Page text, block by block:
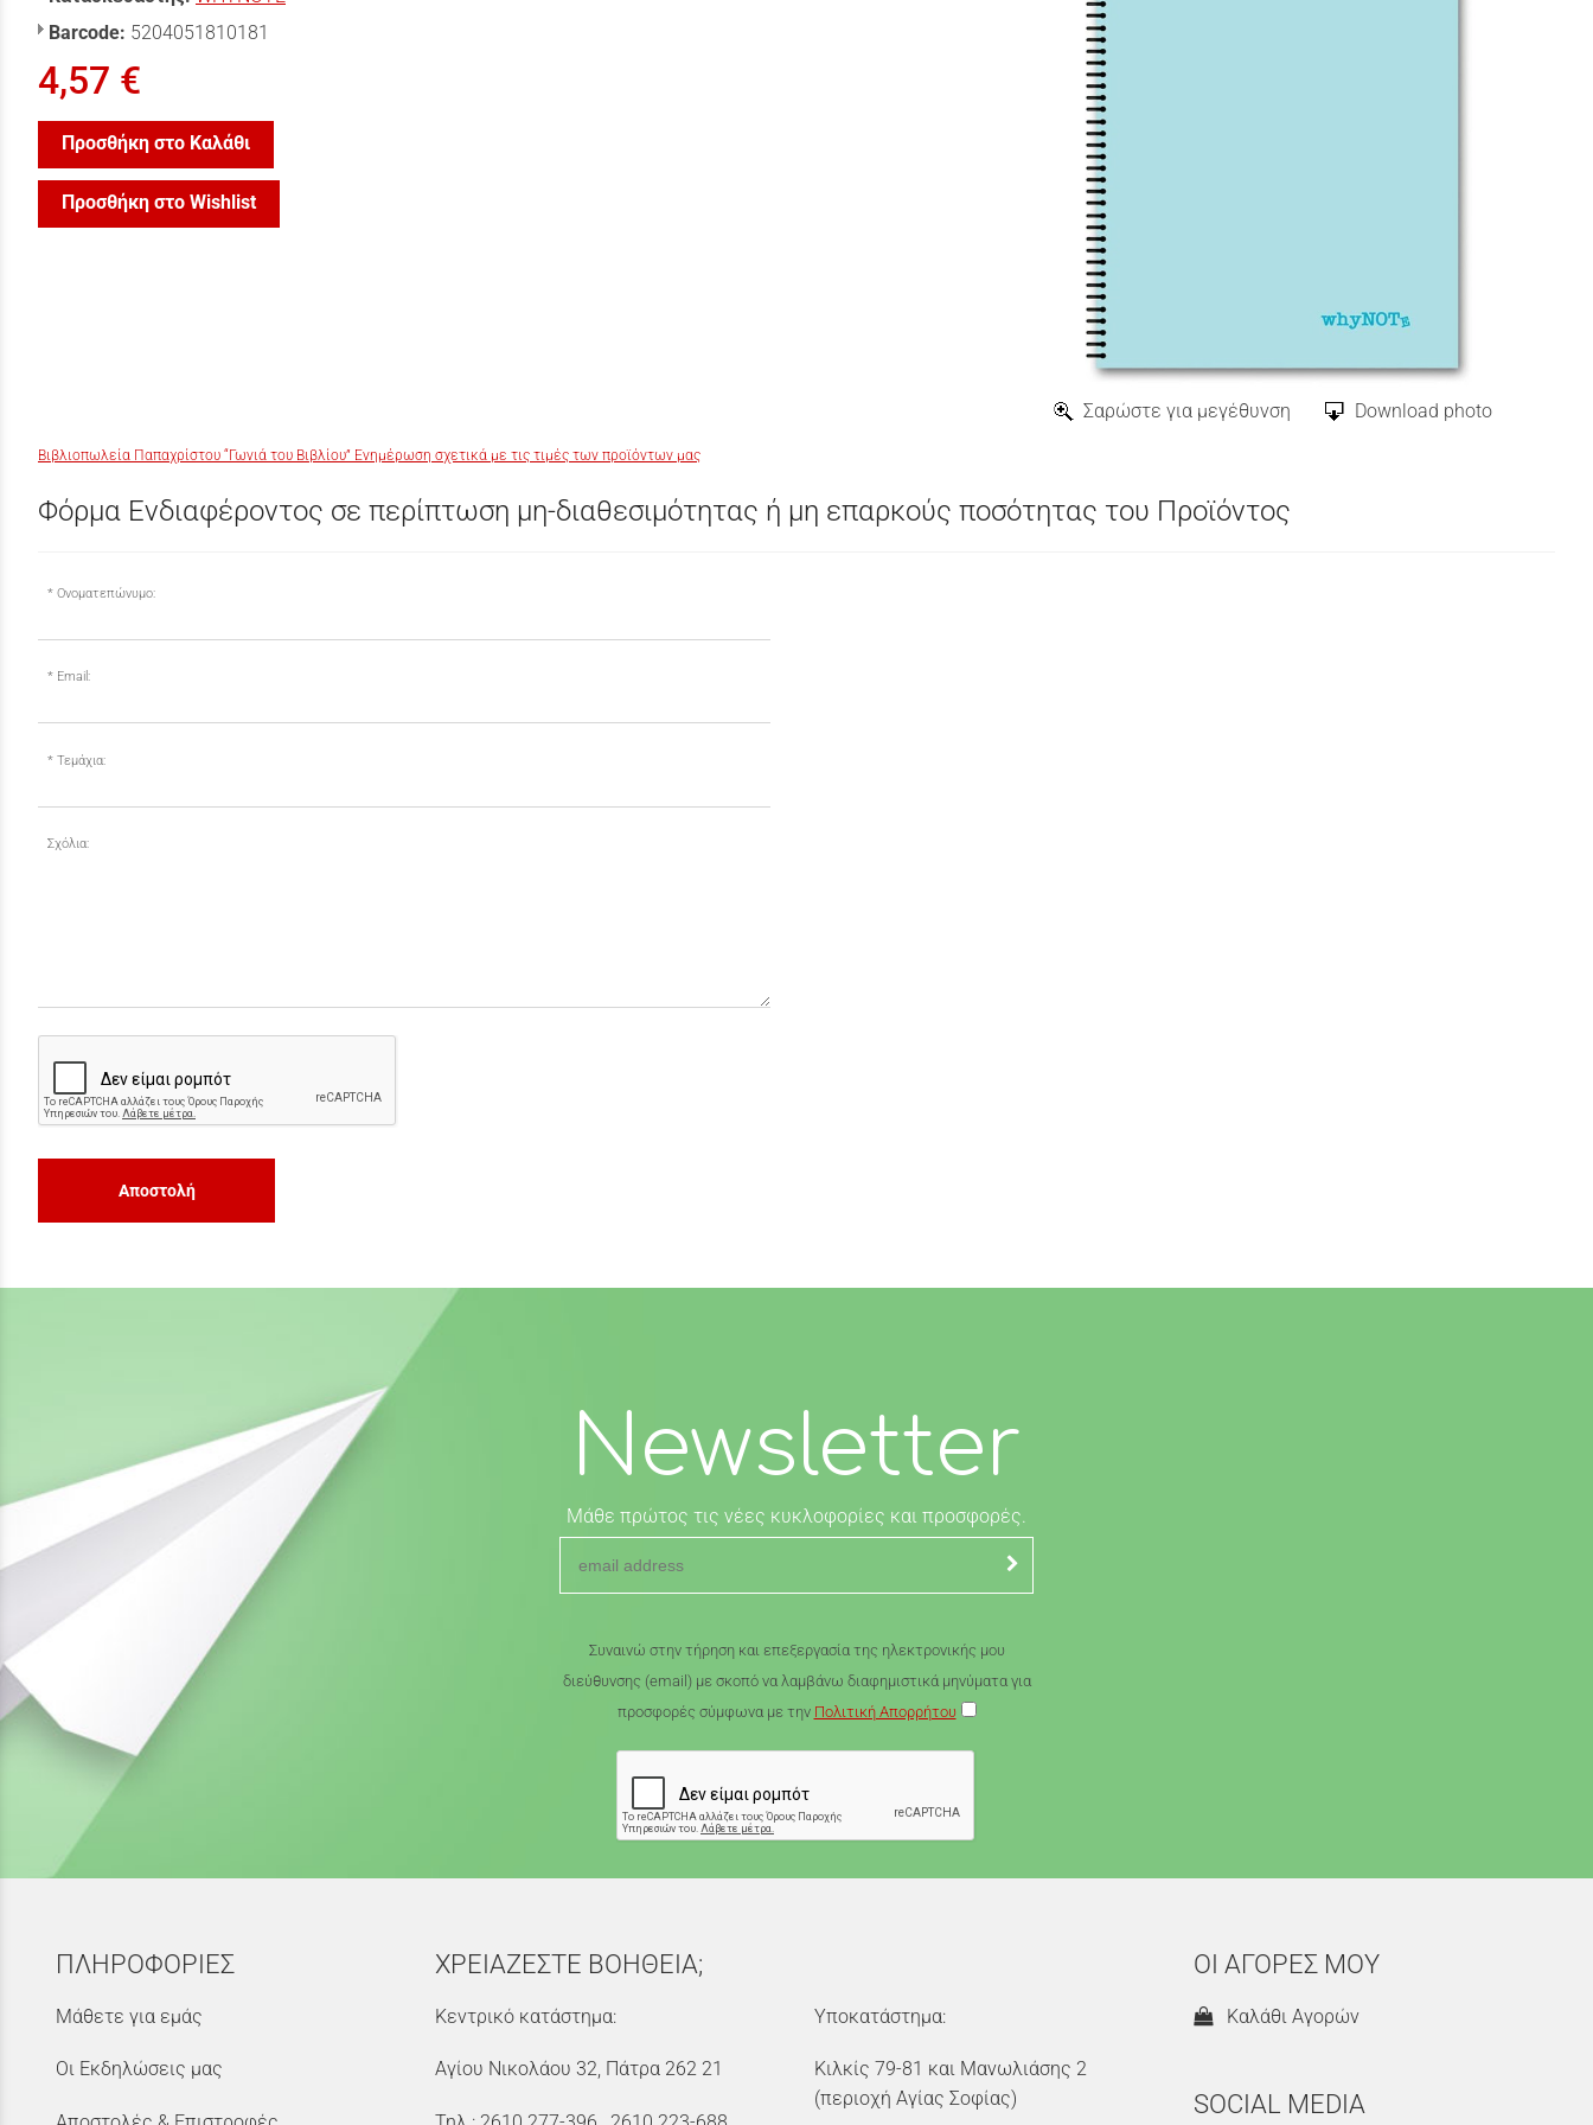
Σαρώστε για μεγέθυνση Download photo
Barcode: 5204051810181
4,57 €
Προσθήκη στο Καλάθι
Προσθήκη στο Wishlist
Βιβλιοπωλεία Παπαχρίστου “Γωνιά του Βιβλίου” Ενημέρωση σχετικά με τις τιμές των προϊόντων μας
Φόρμα Ενδιαφέροντος σε περίπτωση μη-διαθεσιμότητας ή μη επαρκούς ποσότητας του Προϊόντος
Ονοματεπώνυμο:
Email:
Τεμάχια:
Σχόλια:
Αποστολή
Newsletter
Μάθε πρώτος τις νέες κυκλοφορίες και προσφορές.
Συναινώ στην τήρηση και επεξεργασία της ηλεκτρονικής μου
διεύθυνσης (email) με σκοπό να λαμβάνω διαφημιστικά μηνύματα για
προσφορές σύμφωνα με την Πολιτική Απορρήτου
ΠΛΗΡΟΦΟΡΙΕΣ
Μάθετε για εμάς
Οι Εκδηλώσεις μας
ΧΡΕΙΑΖΕΣΤΕ ΒΟΗΘΕΙΑ;
Κεντρικό κατάστημα:
Αγίου Νικολάου 32, Πάτρα 262 21
Υποκατάστημα:
Κιλκίς 79-81 και Μανωλιάσης 2
(περιοχή Αγίας Σοφίας)
ΟΙ ΑΓΟΡΕΣ ΜΟΥ
Καλάθι Αγορών
SOCIAL MEDIA